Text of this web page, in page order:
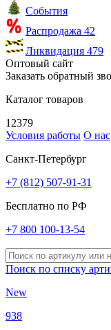
События
Распродажа 42
Ликвидация 479
Оптовый сайт
Заказать обратный
Каталог товаров
12379
Условия работы О нас
Санкт-Петербург
+7 (812) 507-91-31
Бесплатно по РФ
+7 800 100-13-54
Поиск по списку
New
938